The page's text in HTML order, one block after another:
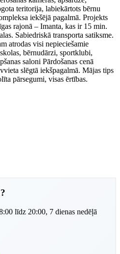
teritorija, labiekārtots bērnu
iekšējā pagalmā. Projekts
rajonā – Imanta, kas ir 15 min.
Sabiedriskā transporta satiksme.
atrodas visi nepieciešamie
bērnudārzi, sportklubi,
saloni Pārdošanas cenā
slēgtā iekšpagalmā. Mājas tips
pārsegumi, visas ērtības.
līdz 20:00, 7 dienas nedēļā